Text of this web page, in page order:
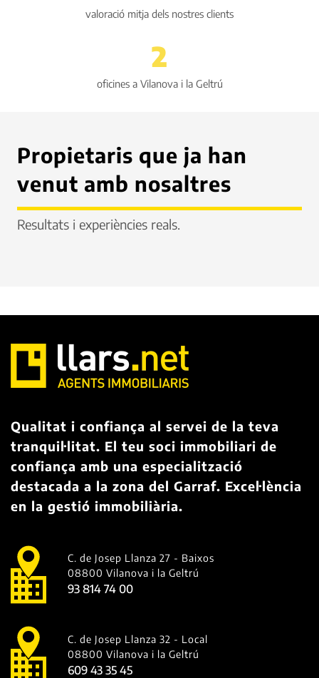
valoració mitja dels nostres clients
2
oficines a Vilanova i la Geltrú
Propietaris que ja han
venut amb nosaltres
Resultats i experiències reals.
Qualitat i confiança al servei de la teva
tranquil·litat. El teu soci immobiliari de
confiança amb una especialització
destacada a la zona del Garraf. Excel·lència
en la gestió immobiliària.
C. de Josep Llanza 27 - Baixos
08800 Vilanova i la Geltrú
93 814 74 00
C. de Josep Llanza 32 - Local
08800 Vilanova i la Geltrú
609 43 35 45